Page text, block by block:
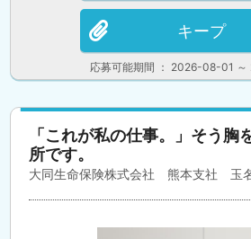
応募可能期間 ： 2026-08-01
キープ
「これが私の仕事。」そう胸
所です。
大同生命保険株式会社 熊本支社 玉